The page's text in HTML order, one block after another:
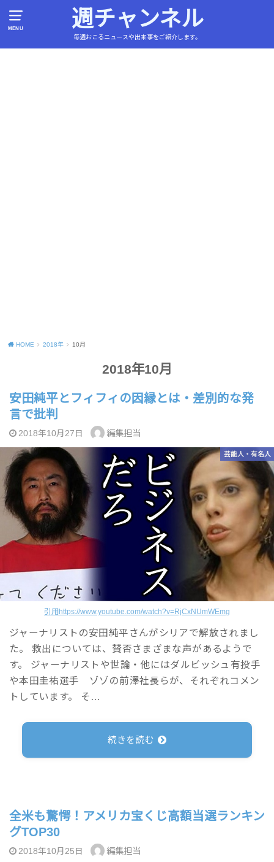
MENU 週チャンネル
毎週おこるニュースや出来事をご紹介します。
HOME 2018年 10月
2018年10月
安田純平とフィフィの因縁とは・差別的な発
言で批判
2018年10月27日 編集担当
引用https://www.youtube.com/watch?v=RjCxNUmWEmg
芸能人・有名人
ジャーナリストの安田純平さんがシリアで解放されまし
た。 救出については、賛否さまざまな声があるようで
す。 ジャーナリストや世論・他にはダルビッシュ有投手
や本田圭祐選手 ゾゾの前澤社長らが、それぞれコメン
トしています。 そ…
続きを読む
全米も驚愕！アメリカ宝くじ高額当選ランキン
グTOP30
2018年10月25日 編集担当